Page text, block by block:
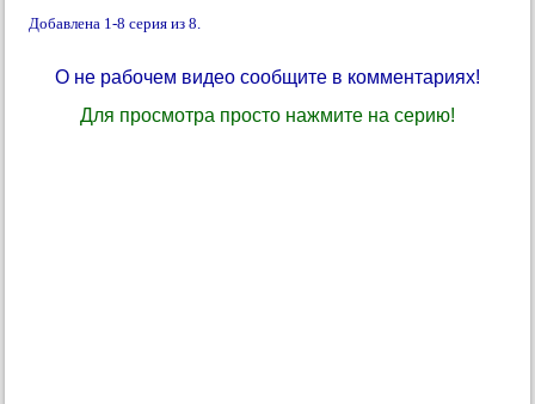
Добавлена 1-8 серия из 8.
О не рабочем видео сообщите в комментариях!
Для просмотра просто нажмите на серию!